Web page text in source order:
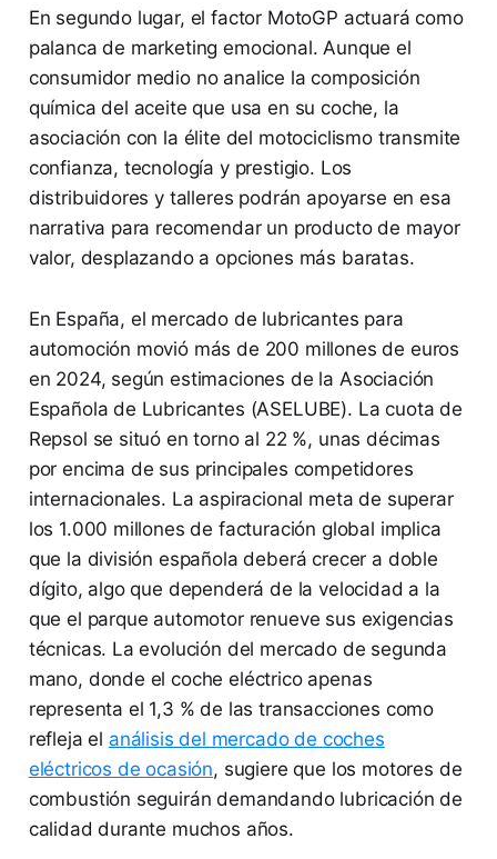
En segundo lugar, el factor MotoGP actuará como
palanca de marketing emocional. Aunque el
consumidor medio no analice la composición
química del aceite que usa en su coche, la
asociación con la élite del motociclismo transmite
confianza, tecnología y prestigio. Los
distribuidores y talleres podrán apoyarse en esa
narrativa para recomendar un producto de mayor
valor, desplazando a opciones más baratas.
En España, el mercado de lubricantes para
automoción movió más de 200 millones de euros
en 2024, según estimaciones de la Asociación
Española de Lubricantes (ASELUBE). La cuota de
Repsol se situó en torno al 22 %, unas décimas
por encima de sus principales competidores
internacionales. La aspiracional meta de superar
los 1.000 millones de facturación global implica
que la división española deberá crecer a doble
dígito, algo que dependerá de la velocidad a la
que el parque automotor renueve sus exigencias
técnicas. La evolución del mercado de segunda
mano, donde el coche eléctrico apenas
representa el 1,3 % de las transacciones como
refleja el análisis del mercado de coches
eléctricos de ocasión, sugiere que los motores de
combustión seguirán demandando lubricación de
calidad durante muchos años.